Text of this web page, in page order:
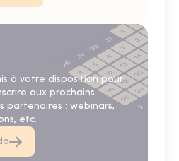
à votre disposition pour
aux prochains
partenaires : webinars,
etc.